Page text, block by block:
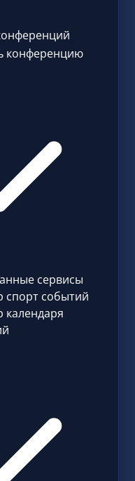
конференцию
сервисы
спорт событий
календаря